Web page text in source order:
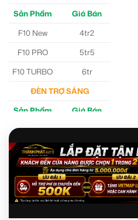
Sản Phẩm
Giá Bán
F10 New
4tr2
F10 PRO
5tr5
F10 TURBO
6tr
ĐÈN TRỢ SÁNG
Sản Phẩm
Giá Bán
M30 Ultra
4tr5
Aozoom EX3
5tr